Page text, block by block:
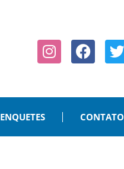
ENQUETES CONTATO